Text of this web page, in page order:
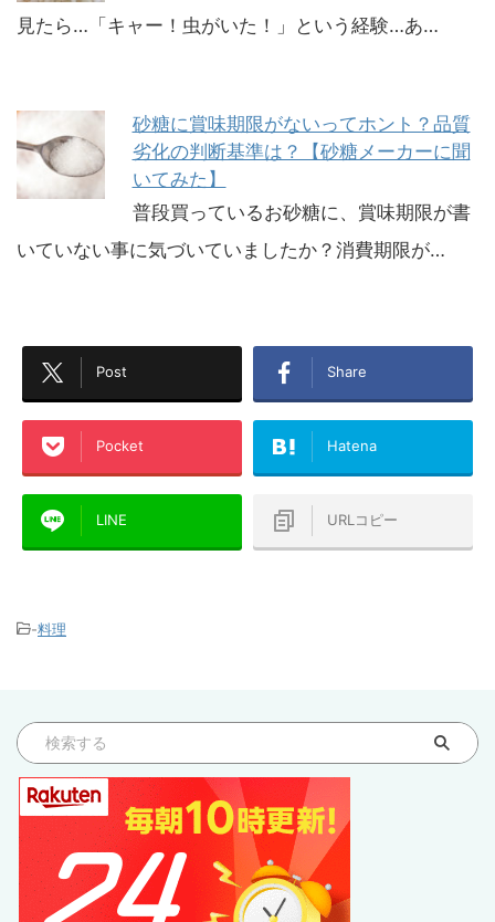
見たら…「キャー！虫がいた！」という経験…あ…
砂糖に賞味期限がないってホント？品質
劣化の判断基準は？【砂糖メーカーに聞
いてみた】
普段買っているお砂糖に、賞味期限が書
いていない事に気づいていましたか？消費期限が…
Post Share
Pocket Hatena
LINE URLコピー
-料理